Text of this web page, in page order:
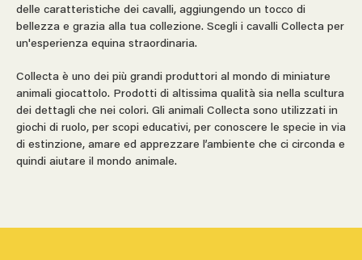
delle caratteristiche dei cavalli, aggiungendo un tocco di
bellezza e grazia alla tua collezione. Scegli i cavalli Collecta per
un'esperienza equina straordinaria.
Collecta è uno dei più grandi produttori al mondo di miniature
animali giocattolo. Prodotti di altissima qualità sia nella scultura
dei dettagli che nei colori. Gli animali Collecta sono utilizzati in
giochi di ruolo, per scopi educativi, per conoscere le specie in via
di estinzione, amare ed apprezzare l’ambiente che ci circonda e
quindi aiutare il mondo animale.